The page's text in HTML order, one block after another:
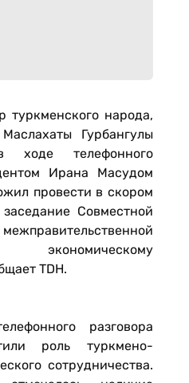
туркменского народа,
Гурбангулы
ходе телефонного
Ирана Масудом
провести в скором
Совместной
TDH.
разговора
роль туркмено-
сотрудничества.